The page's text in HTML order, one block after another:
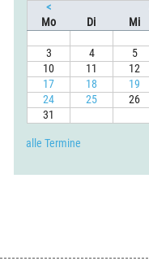
<
Montag Dienstag Mi
3
4 5
10
11 12
17
18 19
24
25 26
31
alle Termine